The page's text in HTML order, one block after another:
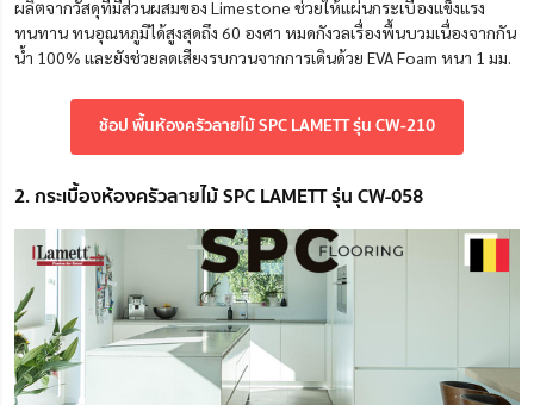
ผลิตจากวัสดุที่มีส่วนผสมของ Limestone ช่วยให้แผ่นกระเบื้องแข็งแรง
ทนทาน ทนอุณหภูมิได้สูงสุดถึง 60 องศา หมดกังวลเรื่องพื้นบวมเนื่องจากกัน
น้ำ 100% และยังช่วยลดเสียงรบกวนจากการเดินด้วย EVA Foam หนา 1 มม.
ช้อป พื้นห้องครัวลายไม้ SPC LAMETT รุ่น CW-210
2. กระเบื้องห้องครัวลายไม้ SPC LAMETT รุ่น CW-058